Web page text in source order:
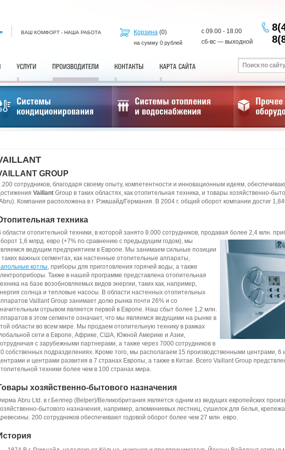
ВАШ КОМФОРТ - НАША РАБОТА Корзина (0)
на сумму 0 рублей
с 09.00 - 18.00
сб-вс — выходной
GROUP
сотрудников, благодаря своему опыту, компетентности и инновационным идеям,
Vaillant Group в таких областях, как отопительная техника, и товары хозяйственно-
Компания расположена в г. Рэмшайд/Германия. В 2004 г. общий оборот компании достиг
техника
области отопительной техники, в которой занято 8.000 сотрудников, продавая более 2,4 млн.
1,6 млрд. евро (+7% по сравнению с предыдущим годом), мы
ведущим предприятием в Европе. Мы занимаем сильные позиции
таких важных сегментах, как настенные отопительные аппараты,
котлы, приборы для приготовления горячей воды, а также
Также в нашей программе представлена отопительная
на базе возобновляемых видов энергии, таких как, например,
солнца и тепловые насосы. В области настенных отопительных
Vaillant Group занимает долю рынка почти 26% и со
отрывом является первой в Европе. Наш сбыт более 1,2 млн.
в этом сегменте означает, что мы являемся ведущими на рынке в
области во всем мире. Мы продаем отопительную технику в рамках
сети в Европе, Африке, США, Южной Америке и Азии,
с зарубежными партнерами, а также через 7000 сотрудников в
собственных подразделениях. Кроме того, мы располагаем 15 производственными центрами, 6
и центрами развития в 7 странах Европы, а также в Китае. Всего Vaillant Group
техники более чем в 100 странах мира.
хозяйственно-бытового назначения
Abru Ltd. в г.Белпер (Belper)/Великобритания является одним из ведущих европейских
бытового назначения, например, алюминиевых лестниц, сушилок для белья,
200 сотрудников обеспечивают годовой оборот более чем 27 млн. евро.